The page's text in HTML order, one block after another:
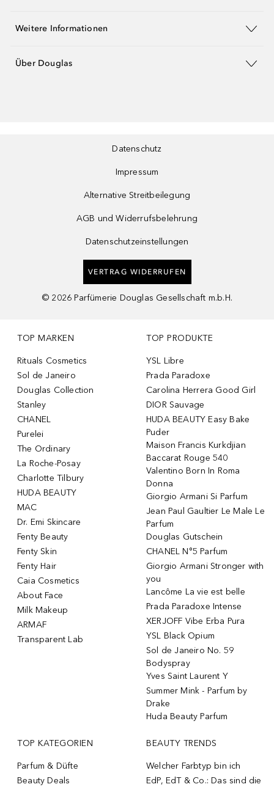
Weitere Informationen
Über Douglas
Datenschutz
Impressum
Alternative Streitbeilegung
AGB und Widerrufsbelehrung
Datenschutzeinstellungen
VERTRAG WIDERRUFEN
© 2026 Parfümerie Douglas Gesellschaft m.b.H.
TOP MARKEN
Rituals Cosmetics
Sol de Janeiro
Douglas Collection
Stanley
CHANEL
Purelei
The Ordinary
La Roche-Posay
Charlotte Tilbury
HUDA BEAUTY
MAC
Dr. Emi Skincare
Fenty Beauty
Fenty Skin
Fenty Hair
Caia Cosmetics
About Face
Milk Makeup
ARMAF
Transparent Lab
TOP PRODUKTE
YSL Libre
Prada Paradoxe
Carolina Herrera Good Girl
DIOR Sauvage
HUDA BEAUTY Easy Bake
Puder
Maison Francis Kurkdjian
Baccarat Rouge 540
Valentino Born In Roma
Donna
Giorgio Armani Si Parfum
Jean Paul Gaultier Le Male Le
Parfum
Douglas Gutschein
CHANEL N°5 Parfum
Giorgio Armani Stronger with
you
Lancôme La vie est belle
Prada Paradoxe Intense
XERJOFF Vibe Erba Pura
YSL Black Opium
Sol de Janeiro No. 59
Bodyspray
Yves Saint Laurent Y
Summer Mink - Parfum by
Drake
Huda Beauty Parfum
TOP KATEGORIEN
Parfum & Düfte
Beauty Deals
BEAUTY TRENDS
Welcher Farbtyp bin ich
EdP, EdT & Co.: Das sind die